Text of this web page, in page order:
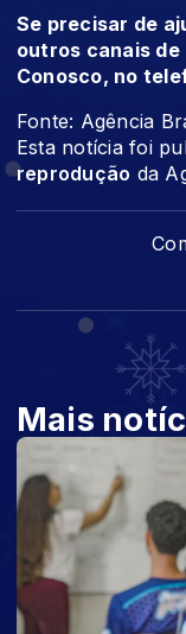
Se precisar de
outros canais de
Conosco, no
Fonte: Agência
Esta notícia foi
reprodução da
Mais